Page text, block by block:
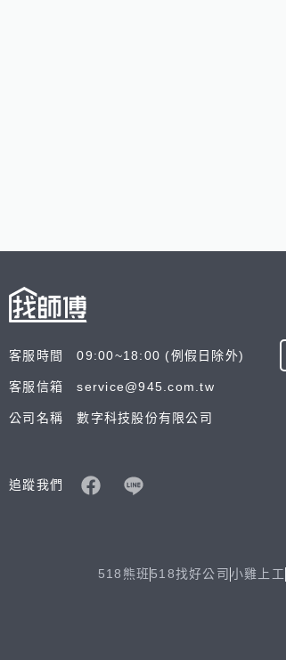
客服時間 09:00~18:00 (例假日除外)
客服信箱 service@945.com.tw
公司名稱 數字科技股份有限公司
追蹤我們
518熊班 518找好公司 小雞上工